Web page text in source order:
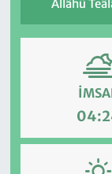
Allâhü